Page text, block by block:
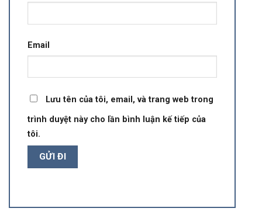
Email
Lưu tên của tôi, email, và trang web trong
trình duyệt này cho lần bình luận kế tiếp của
tôi.